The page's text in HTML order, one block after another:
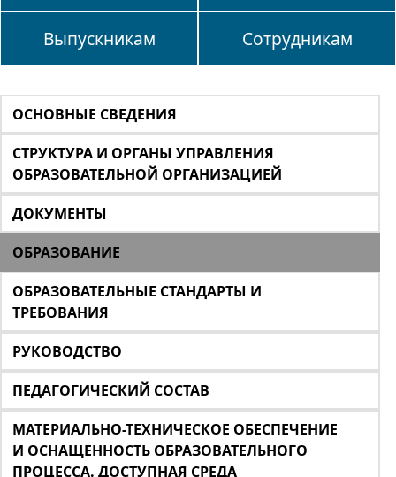
Выпускникам Сотрудникам
ОСНОВНЫЕ СВЕДЕНИЯ
СТРУКТУРА И ОРГАНЫ УПРАВЛЕНИЯ
ОБРАЗОВАТЕЛЬНОЙ ОРГАНИЗАЦИЕЙ
ДОКУМЕНТЫ
ОБРАЗОВАНИЕ
ОБРАЗОВАТЕЛЬНЫЕ СТАНДАРТЫ И
ТРЕБОВАНИЯ
РУКОВОДСТВО
ПЕДАГОГИЧЕСКИЙ СОСТАВ
МАТЕРИАЛЬНО-ТЕХНИЧЕСКОЕ ОБЕСПЕЧЕНИЕ
И ОСНАЩЕННОСТЬ ОБРАЗОВАТЕЛЬНОГО
ПРОЦЕССА. ДОСТУПНАЯ СРЕДА